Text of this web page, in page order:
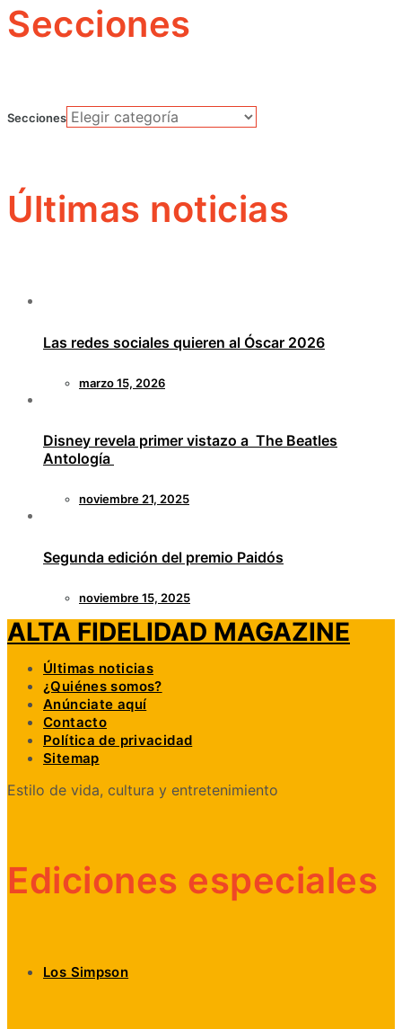
Secciones
Secciones
Últimas noticias
Las redes sociales quieren al Óscar 2026
marzo 15, 2026
Disney revela primer vistazo a The Beatles
Antología
noviembre 21, 2025
Segunda edición del premio Paidós
noviembre 15, 2025
ALTA FIDELIDAD MAGAZINE
Últimas noticias
¿Quiénes somos?
Anúnciate aquí
Contacto
Política de privacidad
Sitemap
Estilo de vida, cultura y entretenimiento
Ediciones especiales
Los Simpson